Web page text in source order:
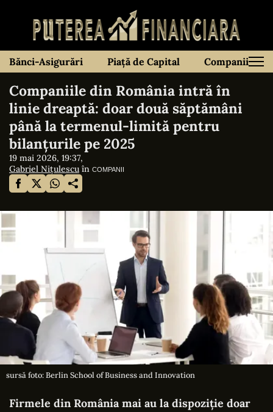
Bănci-Asigurări Piață de Capital Companii
Companiile din România intră în
linie dreaptă: doar două săptămâni
până la termenul-limită pentru
bilanțurile pe 2025
19 mai 2026, 19:37,
Gabriel Nițulescu în COMPANII
sursă foto: Berlin School of Business and Innovation
Firmele din România mai au la dispoziție doar